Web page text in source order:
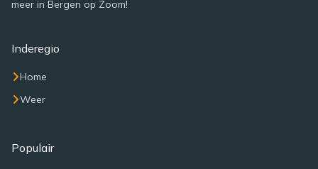
meer in Bergen op Zoom!
Inderegio
Home
Weer
Populair